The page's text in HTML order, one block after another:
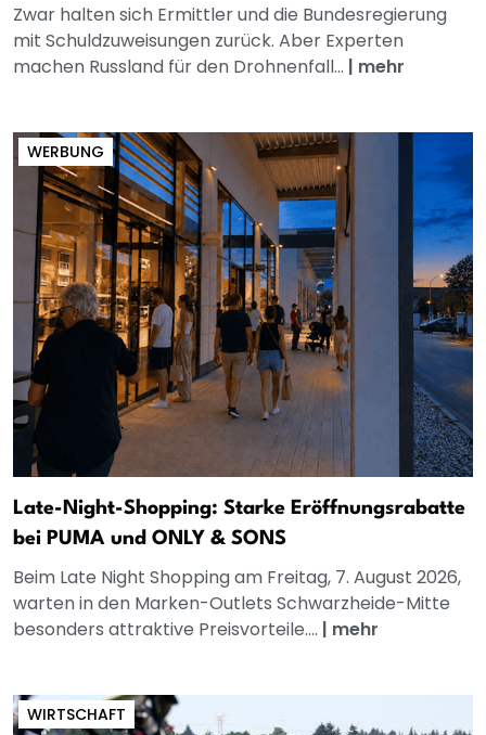
Zwar halten sich Ermittler und die Bundesregierung
mit Schuldzuweisungen zurück. Aber Experten
machen Russland für den Drohnenfall... | mehr
WERBUNG
Late-Night-Shopping: Starke Eröffnungsrabatte
bei PUMA und ONLY & SONS
Beim Late Night Shopping am Freitag, 7. August 2026,
warten in den Marken-Outlets Schwarzheide-Mitte
besonders attraktive Preisvorteile.... | mehr
WIRTSCHAFT